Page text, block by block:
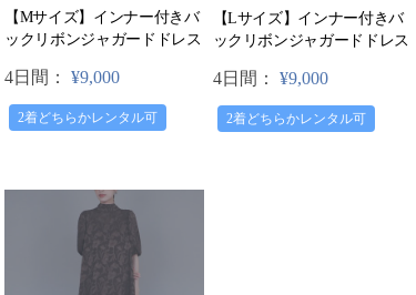
【Mサイズ】インナー付きバ
ックリボンジャガードドレス
4日間： ¥9,000
2着どちらかレンタル可
【Lサイズ】インナー付きバ
ックリボンジャガードドレス
4日間： ¥9,000
2着どちらかレンタル可